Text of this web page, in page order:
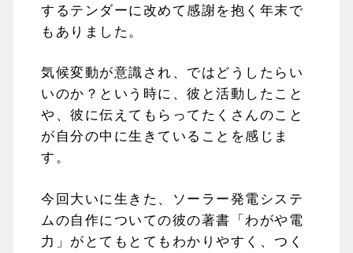
するテンダーに改めて感謝を抱く年末で
もありました。
気候変動が意識され、ではどうしたらい
いのか？という時に、彼と活動したこと
や、彼に伝えてもらってたくさんのこと
が自分の中に生きていることを感じま
す。
今回大いに生きた、ソーラー発電システ
ムの自作についての彼の著書「わがや電
力」がとてもとてもわかりやすく、つく